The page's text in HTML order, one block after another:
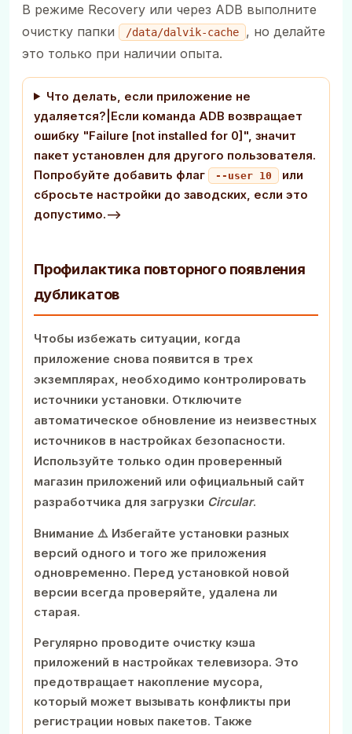
В режиме Recovery или через ADB выполните
очистку папки
/data/dalvik-cache
, но делайте
это только при наличии опыта.
Что делать, если приложение не
удаляется?|Если команда ADB возвращает
ошибку "Failure [not installed for 0]", значит
пакет установлен для другого пользователя.
Попробуйте добавить флаг
--user 10
или
сбросьте настройки до заводских, если это
допустимо.-->
Профилактика повторного появления
дубликатов
Чтобы избежать ситуации, когда
приложение снова появится в трех
экземплярах, необходимо контролировать
источники установки. Отключите
автоматическое обновление из неизвестных
источников в настройках безопасности.
Используйте только один проверенный
магазин приложений или официальный сайт
разработчика для загрузки Circular.
Внимание ⚠️ Избегайте установки разных
версий одного и того же приложения
одновременно. Перед установкой новой
версии всегда проверяйте, удалена ли
старая.
Регулярно проводите очистку кэша
приложений в настройках телевизора. Это
предотвращает накопление мусора,
который может вызывать конфликты при
регистрации новых пакетов. Также